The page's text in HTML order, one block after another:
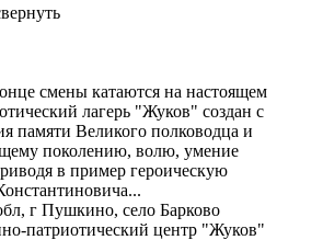
смены катаются на настоящем
лагерь "Жуков" создан с
памяти Великого полководца и
поколению, волю, умение
в пример героическую
г Пушкино, село Барково
патриотический центр "Жуков"